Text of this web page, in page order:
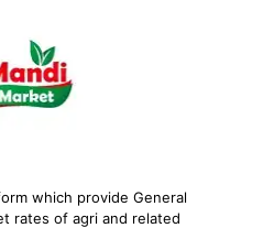
which provide General
rates of agri and related